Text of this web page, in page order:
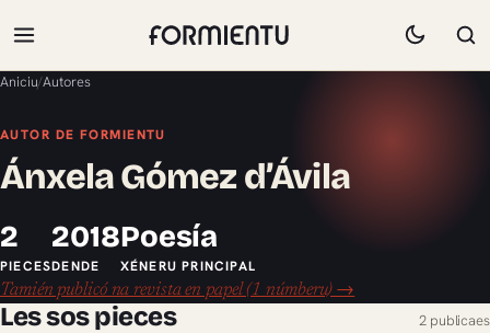
Aniciu/Autores
AUTOR DE FORMIENTU
Ánxela Gómez d’Ávila
2
PIECES
2018
DENDE
Poesía
XÉNERU PRINCIPAL
Tamién publicó na revista en papel (1 númberu) →
Les sos pieces 2 publicaes